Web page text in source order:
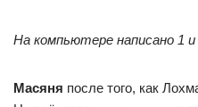
На компьютере написано 1 и
Масяня после того, как